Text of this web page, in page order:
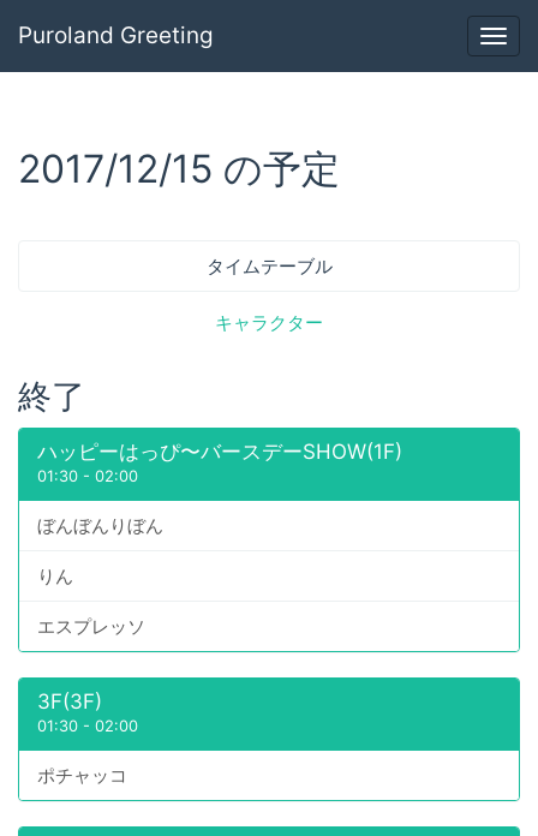
Puroland Greeting
2017/12/15 の予定
タイムテーブル
キャラクター
終了
ハッピーはっぴ〜バースデーSHOW(1F)
01:30 - 02:00
ぼんぼんりぼん
りん
エスプレッソ
3F(3F)
01:30 - 02:00
ポチャッコ